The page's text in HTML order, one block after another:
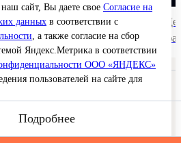
и структурных
Interra Deco Group
конфиденциальности
персональных данных
оферта
Карта сайта
сайт, Вы даете свое Согласие на
данных в соответствии с
, а также согласие на сбор
Яндекс.Метрика в соответствии
ООО «ЯНДЕКС»
пользователей на сайте для
Подробнее